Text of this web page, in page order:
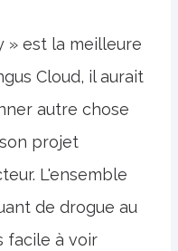
» est la meilleure
Cloud, il aurait
autre chose
projet
L'ensemble
de drogue au
facile à voir